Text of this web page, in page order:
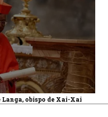
obispo de Xai-Xai